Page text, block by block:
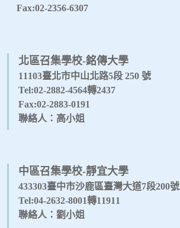
Fax:02-2356-6307
北區召集學校-銘傳大學
11103臺北市中山北路5段 250 號
Tel:02-2882-4564轉2437
Fax:02-2883-0191
聯絡人：高小姐
中區召集學校-靜宜大學
433303臺中市沙鹿區臺灣大道7段200號
Tel:04-2632-8001轉11911
聯絡人：劉小姐